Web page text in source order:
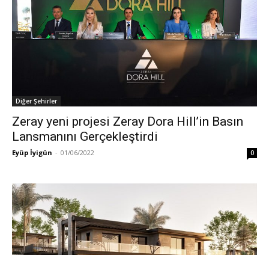
Diğer Şehirler
Zeray yeni projesi Zeray Dora Hill’in Basın
Lansmanını Gerçekleştirdi
Eyüp İyigün - 01/06/2022 0